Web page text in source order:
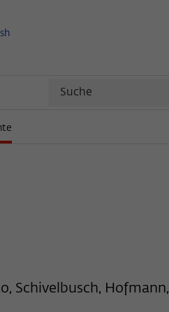
Schivelbusch, Hofmann,